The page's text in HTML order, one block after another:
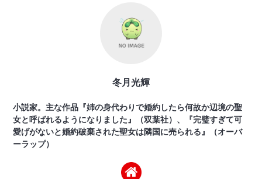
冬月光輝
小説家。主な作品『姉の身代わりで婚約したら何故か辺境の聖
女と呼ばれるようになりました』（双葉社）、『完璧すぎて可
愛げがないと婚約破棄された聖女は隣国に売られる』（オーバ
ーラップ）